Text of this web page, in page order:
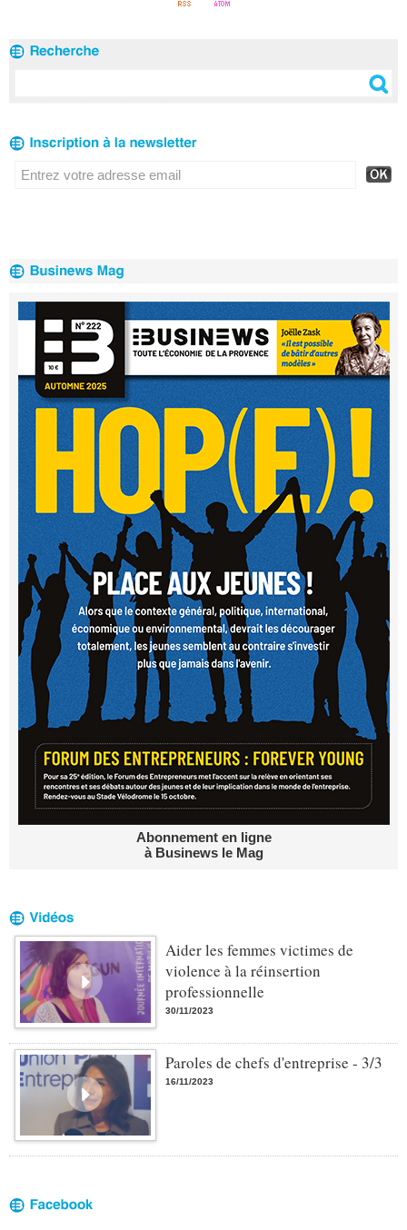
Abonnement en ligne
à Businews le Mag
Aider les femmes victimes de
violence à la réinsertion
professionnelle
30/11/2023
Paroles de chefs d'entreprise - 3/3
16/11/2023